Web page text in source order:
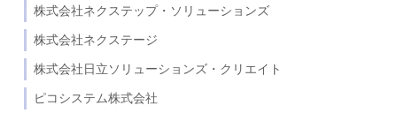
株式会社ネクステップ・ソリューションズ
株式会社ネクステージ
株式会社日立ソリューションズ・クリエイト
ピコシステム株式会社